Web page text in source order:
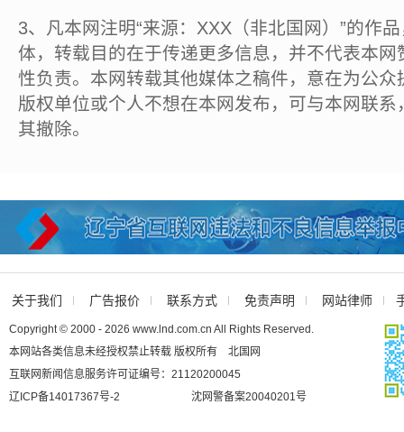
3、凡本网注明“来源：XXX（非北国网）”的作
体，转载目的在于传递更多信息，并不代表本
性负责。本网转载其他媒体之稿件，意在为公
版权单位或个人不想在本网发布，可与本网联
其撤除。
关于我们 广告报价 联系方式 免责声明 网站律师
Copyright © 2000 - 2026 www.lnd.com.cn All Rights Reserved.
本网站各类信息未经授权禁止转载 版权所有 北国网
互联网新闻信息服务许可证编号：21120200045
辽ICP备14017367号-2
沈网警备案20040201号